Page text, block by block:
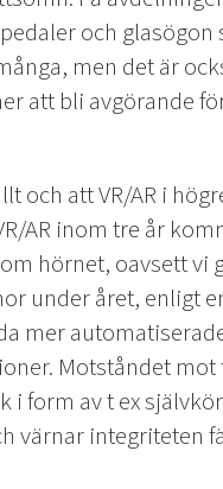
och glasögon
men det är
att bli avgörande
och att VR/AR i
AR inom tre år
hörnet, oavsett vi
under året, enligt
mer
Motståndet mot
form av t ex
värnar integriteten